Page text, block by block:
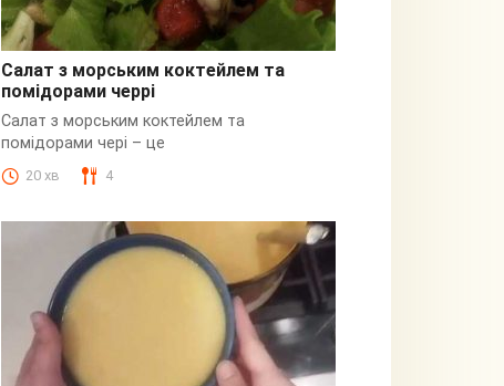
З кальмарами
Салат з морським коктейлем та
помідорами черрі
Салат з морським коктейлем та
помідорами чері – це
20 хв 4